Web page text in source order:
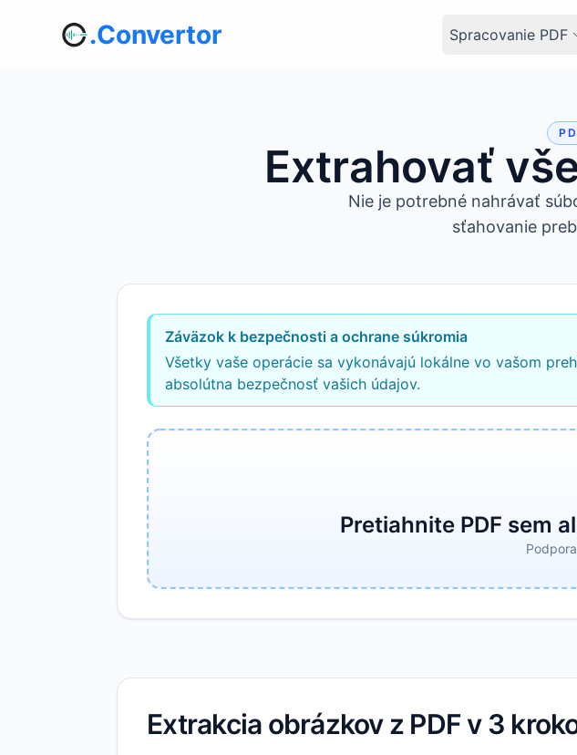
.Convertor Spracovanie PDF
Extrahovať
Nie je potrebné nahrávať
sťahovanie
Záväzok k bezpečnosti a ochrane súkromia
Všetky vaše operácie sa vykonávajú lokálne vo vašom
absolútna bezpečnosť vašich údajov.
Pretiahnite PDF sem
Extrakcia obrázkov z PDF v 3